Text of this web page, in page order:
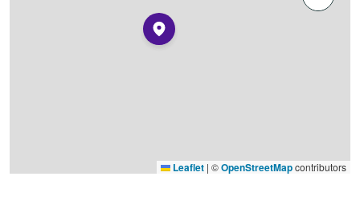
Leaflet | ©OpenStreetMapcontributors